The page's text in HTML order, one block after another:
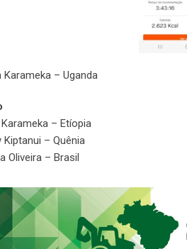
Karameka – Uganda
– Etíopia
– Quênia
Oliveira – Brasil